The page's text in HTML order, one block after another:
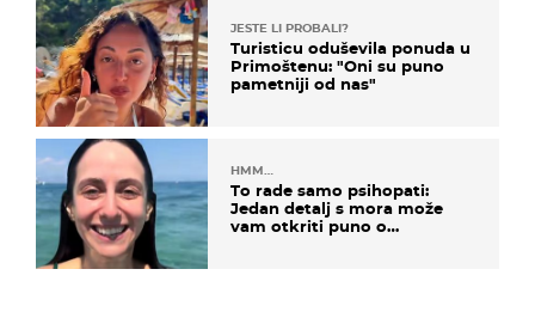
JESTE LI PROBALI?
Turisticu oduševila ponuda u
Primoštenu: "Oni su puno
pametniji od nas"
HMM…
To rade samo psihopati:
Jedan detalj s mora može
vam otkriti puno o